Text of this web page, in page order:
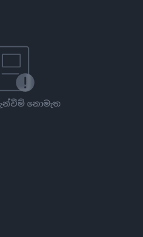
නොමැත